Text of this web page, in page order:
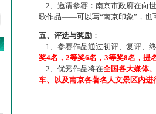
2、邀请参赛：南京市政府在向
歌作品——可以写“南京印象”，也
五、评选与奖励 ：
1、参赛作品通过初评、复评、
奖4名，2等奖6名，3等奖8名，提
2、优秀作品将在全国各大媒体
车、以及南京各著名人文景区内进